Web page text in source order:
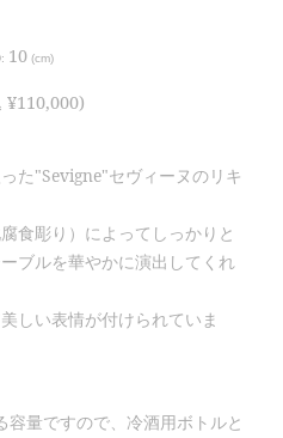
10 (cm)
¥110,000)
た"Sevigne"セヴィーヌのリキ
食彫り）によってしっかりと
ブルを華やかに演出してくれ
しい表情が付けられていま
量ですので、冷酒用ボトルと